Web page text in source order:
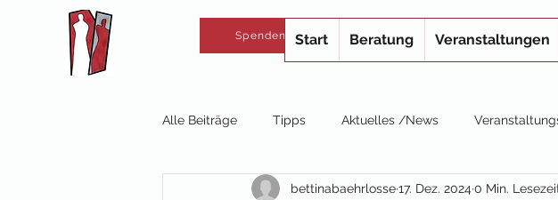
Spenden Start Beratung Veranstaltungen
Alle Beiträge Tipps Aktuelles /News
bettinabaehrlosse17. Dez. 2024 0 Min.